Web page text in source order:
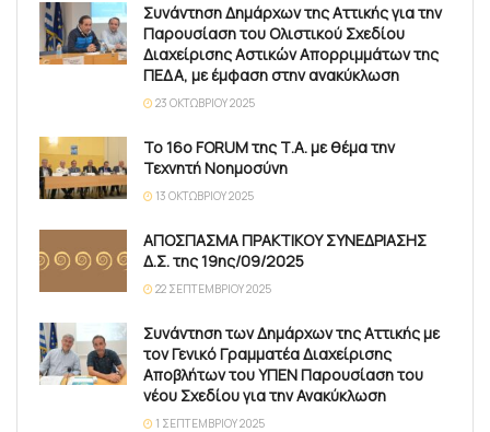
Συνάντηση Δημάρχων της Αττικής για την
Παρουσίαση του Ολιστικού Σχεδίου
Διαχείρισης Αστικών Απορριμμάτων της
ΠΕΔΑ, με έμφαση στην ανακύκλωση
23 ΟΚΤΩΒΡΊΟΥ 2025
Το 16ο FORUM της Τ.Α. με θέμα την
Τεχνητή Νοημοσύνη
13 ΟΚΤΩΒΡΊΟΥ 2025
ΑΠΟΣΠΑΣΜΑ ΠΡΑΚΤΙΚΟΥ ΣΥΝΕΔΡΙΑΣΗΣ
Δ.Σ. της 19ης/09/2025
22 ΣΕΠΤΕΜΒΡΊΟΥ 2025
Συνάντηση των Δημάρχων της Αττικής με
τον Γενικό Γραμματέα Διαχείρισης
Αποβλήτων του ΥΠΕΝ Παρουσίαση του
νέου Σχεδίου για την Ανακύκλωση
1 ΣΕΠΤΕΜΒΡΊΟΥ 2025